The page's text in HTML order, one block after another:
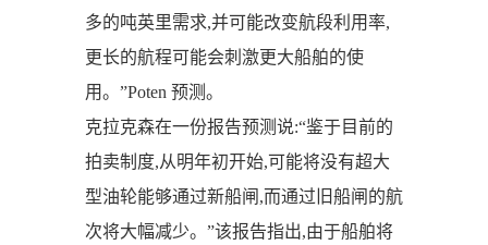
多的吨英里需求,并可能改变航段利用率,
更长的航程可能会刺激更大船舶的使
用。”Poten 预测。
克拉克森在一份报告预测说:“鉴于目前的
拍卖制度,从明年初开始,可能将没有超大
型油轮能够通过新船闸,而通过旧船闸的航
次将大幅减少。”该报告指出,由于船舶将